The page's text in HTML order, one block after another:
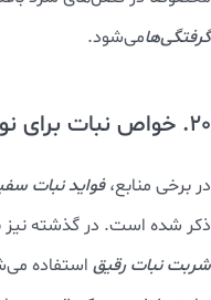
رژیم غذایی متعادل،
فواید نبات